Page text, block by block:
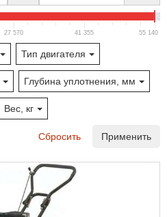
27 570 41 355 55 140
Тип двигателя
Глубина уплотнения, мм
Вес, кг
Сбросить Применить